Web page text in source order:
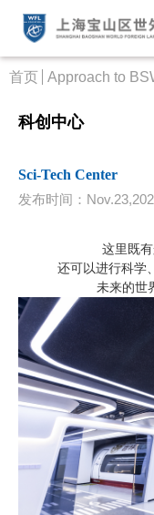
首页 Approach to
科创中心
Sci-Tech Center
发布时间：
这里既
还可以进行科学
未来的世